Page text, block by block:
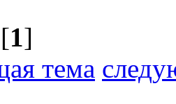
1]
тема